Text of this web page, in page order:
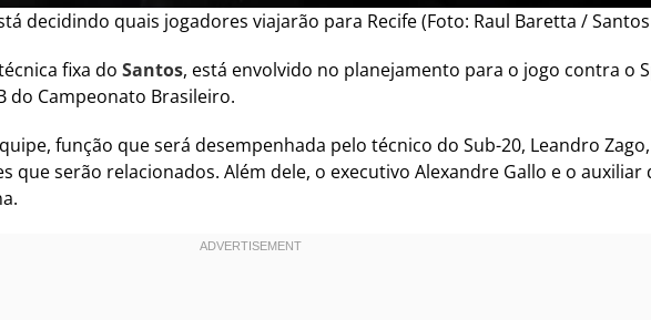
decidindo quais jogadores viajarão para Recife (Foto: Raul Baretta / Santos
fixa do Santos, está envolvido no planejamento para o jogo contra o
do Campeonato Brasileiro.
função que será desempenhada pelo técnico do Sub-20, Leandro
que serão relacionados. Além dele, o executivo Alexandre Gallo e o auxiliar